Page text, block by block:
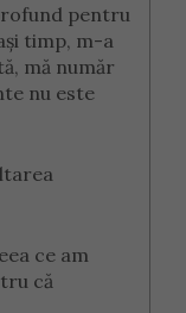
pentru
timp, m-a
mă număr
nu este
ce am
că